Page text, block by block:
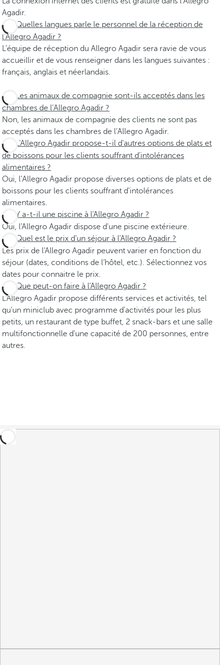
Agadir.
Quelles langues parle le personnel de la réception de
l’Allegro Agadir ?
L’équipe de réception du Allegro Agadir sera ravie de vous
accueillir et de vous renseigner dans les langues suivantes :
français, anglais et néerlandais.
Les animaux de compagnie sont-ils acceptés dans les
chambres de l’Allegro Agadir ?
Non, les animaux de compagnie des clients ne sont pas
acceptés dans les chambres de l’Allegro Agadir.
L'Allegro Agadir propose-t-il d'autres options de plats et
de boissons pour les clients souffrant d'intolérances
alimentaires ?
Oui, l’Allegro Agadir propose diverses options de plats et de
boissons pour les clients souffrant d'intolérances
alimentaires.
Y a-t-il une piscine à l'Allegro Agadir ?
Oui, l'Allegro Agadir dispose d'une piscine extérieure.
Quel est le prix d’un séjour à l'Allegro Agadir ?
Les prix de l'Allegro Agadir peuvent varier en fonction du
séjour (dates, conditions de l’hôtel, etc.). Sélectionnez vos
dates pour connaitre le prix.
Que peut-on faire à l'Allegro Agadir ?
L'Allegro Agadir propose différents services et activités, tel
qu'un miniclub avec programme d'activités pour les plus
petits, un restaurant de type buffet, 2 snack-bars et une salle
multifonctionnelle d'une capacité de 200 personnes, entre
autres.